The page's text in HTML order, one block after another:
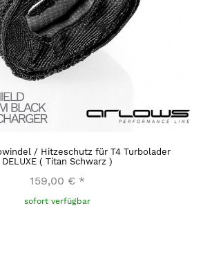
/ Hitzeschutz für T4 Turbolader
DELUXE ( Titan Schwarz )
159,00 € *
sofort verfügbar